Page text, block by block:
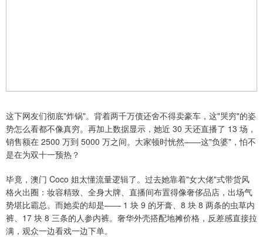
这下网友们彻底"炸锅"。背着两千万债还舍不得卖豪车，这"哭穷"的姿
势怎么看都不像真穷。再加上数据显示，她近 30 天还直播了 13 场，
销售额在 2500 万到 5000 万之间。大家顿时恍然——这"负婆"，怕不
是在为双十一预热？
毕竟，澳门 Coco 姐太懂流量逻辑了。过去她靠着"女大佬"式带货风
格火出圈：妆容精致、全身大牌、直播间布置得像奢侈品店，出场气
势堪比霸总。而她卖的却是—— 1 块 9 的牙膏、8 块 8 两条的虫草内
裤、17 块 8 三条的人参内裤。奢华外壳搭配地摊价格，反差感直接拉
满，观众一边看戏一边下单。